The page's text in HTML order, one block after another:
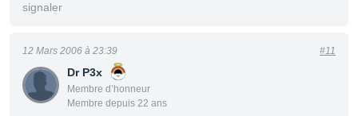
signaler
Dr P3x
Membre d’honneur
Membre depuis 22 ans
12 Mars 2006 à 23:39 #11